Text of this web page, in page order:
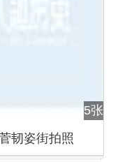
5张
韧姿街拍照